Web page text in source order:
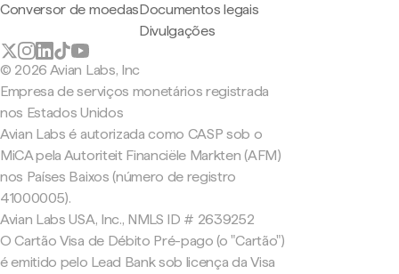
Conversor de moedasDocumentos legais
Divulgações
© 2026 Avian Labs, Inc
Empresa de serviços monetários registrada
nos Estados Unidos
Avian Labs é autorizada como CASP sob o
MiCA pela Autoriteit Financiële Markten (AFM)
nos Países Baixos (número de registro
41000005).
Avian Labs USA, Inc., NMLS ID # 2639252
O Cartão Visa de Débito Pré-pago (o "Cartão")
é emitido pelo Lead Bank sob licença da Visa